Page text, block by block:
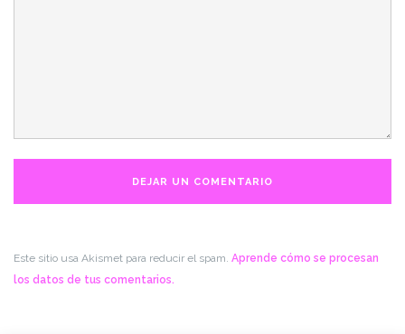
Este sitio usa Akismet para reducir el spam. Aprende cómo se procesan
los datos de tus comentarios.